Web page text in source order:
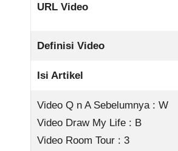
URL Video
Definisi Video
Isi Artikel
Video Q n A Sebelumnya : W
Video Draw My Life : B
Video Room Tour : 3